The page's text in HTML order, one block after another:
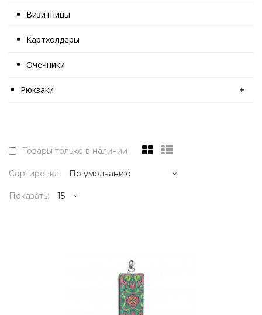
Визитницы
Картхолдеры
Очечники
Рюкзаки +
Товары только в наличии
Сортировка:
Показать: